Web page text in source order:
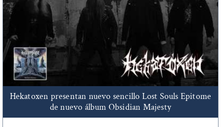
Hekatoxen presentan nuevo sencillo Lost Souls Epitome
de nuevo álbum Obsidian Majesty